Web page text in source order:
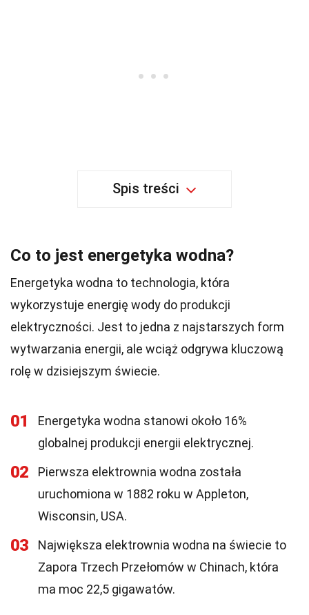
Spis treści
Co to jest energetyka wodna?
Energetyka wodna to technologia, która
wykorzystuje energię wody do produkcji
elektryczności. Jest to jedna z najstarszych form
wytwarzania energii, ale wciąż odgrywa kluczową
rolę w dzisiejszym świecie.
01
Energetyka wodna stanowi około 16%
globalnej produkcji energii elektrycznej.
02
Pierwsza elektrownia wodna została
uruchomiona w 1882 roku w Appleton,
Wisconsin, USA.
03
Największa elektrownia wodna na świecie to
Zapora Trzech Przełomów w Chinach, która
ma moc 22,5 gigawatów.